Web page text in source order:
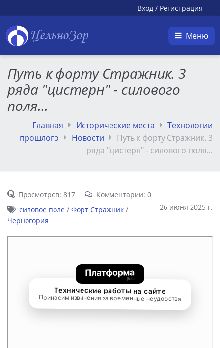
Вход / Регистрация
ЦельноЗор Меню
Путь к форту Стражник. 3
ряда "цистерн" - силового
поля...
Главная Исторические места
Технологии
прошлого
Новости
Путь к форту Стражник. 3
ряда "цистерн" - силового поля...
Просмотров: 817
Комментарии: 0
26 июня 2025 г.
силовое поле / Форт Стражник/
Черногория